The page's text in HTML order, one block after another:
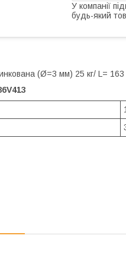
У компанії
будь-який
(Ø=3 мм) 25 кг/ L=